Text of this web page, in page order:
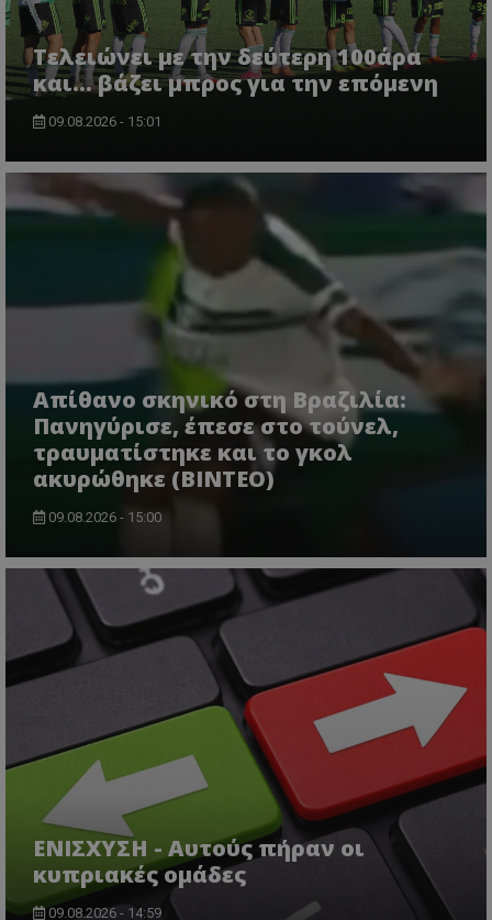
Τελειώνει με την δεύτερη 100άρα
και... βάζει μπρος για την επόμενη
09.08.2026 - 15:01
Απίθανο σκηνικό στη Βραζιλία:
Πανηγύρισε, έπεσε στο τούνελ,
τραυματίστηκε και το γκολ
ακυρώθηκε (BINTEO)
09.08.2026 - 15:00
ΕΝΙΣΧΥΣΗ - Αυτούς πήραν οι
κυπριακές ομάδες
09.08.2026 - 14:59